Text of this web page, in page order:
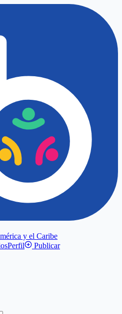
y el Caribe
Perfil Publicar